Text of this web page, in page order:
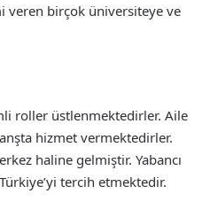
veren birçok üniversiteye ve
roller üstlenmektedirler. Aile
hizmet vermektedirler.
haline gelmiştir. Yabancı
tercih etmektedir.